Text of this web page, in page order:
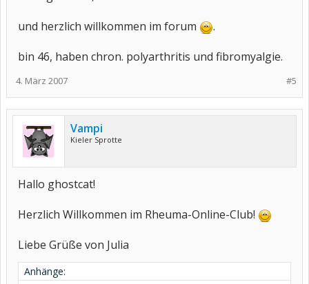
und herzlich willkommen im forum
.
bin 46, haben chron. polyarthritis und fibromyalgie.
#5
4. März 2007
Vampi
Kieler Sprotte
Hallo ghostcat!
Herzlich Willkommen im Rheuma-Online-Club!
Liebe Grüße von Julia
Anhänge: